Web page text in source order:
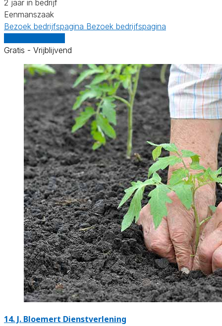
2 jaar in bedrijf
Eenmanszaak
Bezoek bedrijfspagina Bezoek bedrijfspagina
Gratis - Vrijblijvend
14. J. Bloemert Dienstverlening